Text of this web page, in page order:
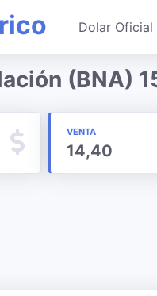
Dolar Oficial
(BNA)
VENTA
14,40